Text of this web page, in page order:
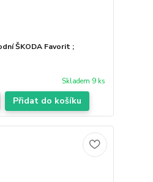
ŠKODA Favorit ;
Skladem 9 ks
Přidat do košíku